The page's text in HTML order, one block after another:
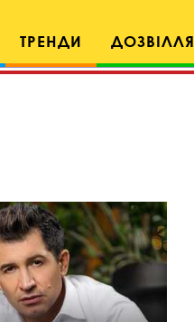
ТРЕНДИ ДОЗВІЛЛЯ